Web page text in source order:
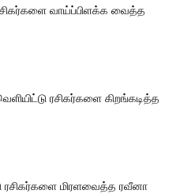
வாய்ப்பிளக்க வைத்த
ரசிகர்களை கிறங்கடித்த
ரசிகர்களை மிரளவைத்த ரவீனா